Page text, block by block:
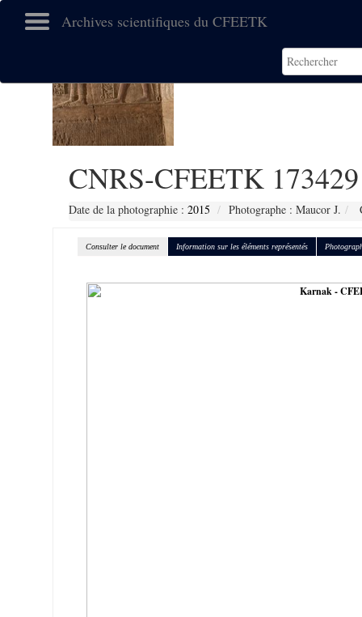
Archives scientifiques du CFEETK
CNRS-CFEETK 173429
Date de la photographie : 2015 Photographe : Maucor J.
Consulter le document Information sur les éléments représentés